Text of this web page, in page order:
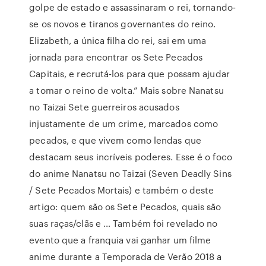
golpe de estado e assassinaram o rei, tornando-
se os novos e tiranos governantes do reino.
Elizabeth, a única filha do rei, sai em uma
jornada para encontrar os Sete Pecados
Capitais, e recrutá-los para que possam ajudar
a tomar o reino de volta.” Mais sobre Nanatsu
no Taizai Sete guerreiros acusados
injustamente de um crime, marcados como
pecados, e que vivem como lendas que
destacam seus incríveis poderes. Esse é o foco
do anime Nanatsu no Taizai (Seven Deadly Sins
/ Sete Pecados Mortais) e também o deste
artigo: quem são os Sete Pecados, quais são
suas raças/clãs e … Também foi revelado no
evento que a franquia vai ganhar um filme
anime durante a Temporada de Verão 2018 a